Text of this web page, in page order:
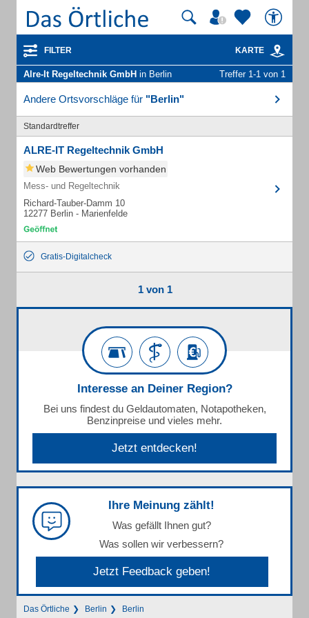
FILTER KARTE
Alre-It Regeltechnik GmbH in Berlin Treffer 1-1 von 1
Andere Ortsvorschläge für "Berlin"
Standardtreffer
ALRE-IT Regeltechnik GmbH
Web Bewertungen vorhanden
Mess- und Regeltechnik
Richard-Tauber-Damm 10
12277 Berlin - Marienfelde
Gratis-Digitalcheck
1 von 1
Interesse an Deiner Region?
Bei uns findest du Geldautomaten, Notapotheken,
Benzinpreise und vieles mehr.
Jetzt entdecken!
Ihre Meinung zählt!
Was gefällt Ihnen gut?
Was sollen wir verbessern?
Jetzt Feedback geben!
Das Örtliche Berlin Berlin